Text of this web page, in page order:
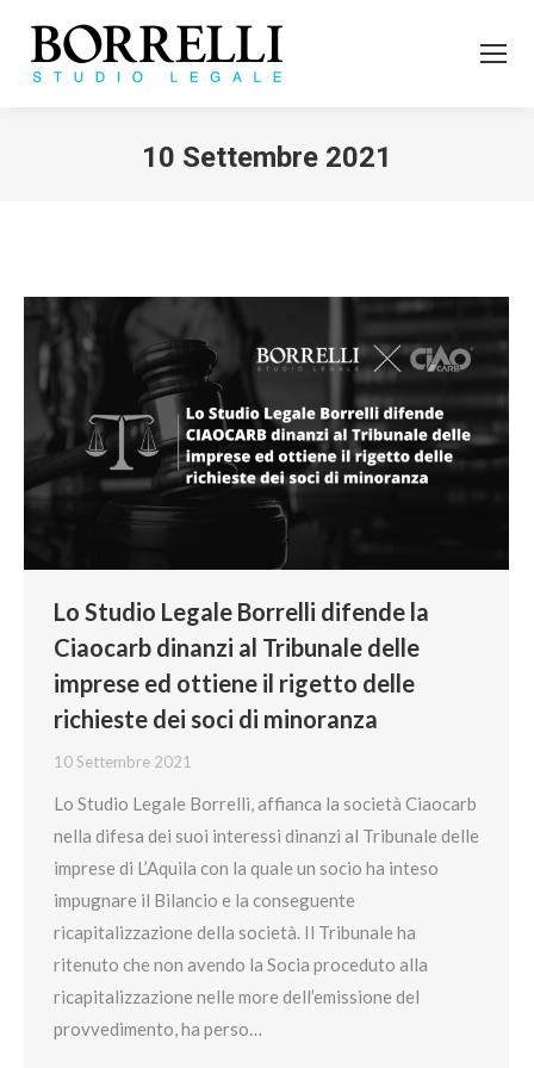
10 Settembre 2021
Lo Studio Legale Borrelli difende la
Ciaocarb dinanzi al Tribunale delle
imprese ed ottiene il rigetto delle
richieste dei soci di minoranza
10 Settembre 2021
Lo Studio Legale Borrelli, affianca la società Ciaocarb
nella difesa dei suoi interessi dinanzi al Tribunale delle
imprese di L’Aquila con la quale un socio ha inteso
impugnare il Bilancio e la conseguente
ricapitalizzazione della società. Il Tribunale ha
ritenuto che non avendo la Socia proceduto alla
ricapitalizzazione nelle more dell’emissione del
provvedimento, ha perso…